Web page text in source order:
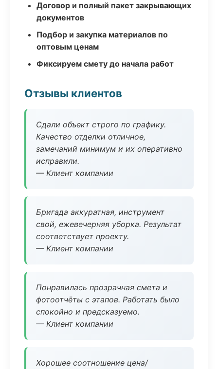
Договор и полный пакет закрывающих
документов
Подбор и закупка материалов по
оптовым ценам
Фиксируем смету до начала работ
Отзывы клиентов
Сдали объект строго по графику.
Качество отделки отличное,
замечаний минимум и их оперативно
исправили.
— Клиент компании
Бригада аккуратная, инструмент
свой, ежевечерняя уборка. Результат
соответствует проекту.
— Клиент компании
Понравилась прозрачная смета и
фотоотчёты с этапов. Работать было
спокойно и предсказуемо.
— Клиент компании
Хорошее соотношение цена/